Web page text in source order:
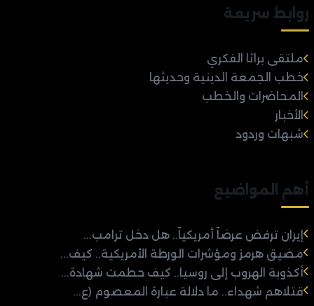
روابط سريعة
ملتقى براثا الفكري
خطب الجمعة الدينية وحديثها
المحاضرات والخطب
الأخبار
شبهات وردود
أهم المواضيع
إيران ترفض عرضاً أمريكياً.. هل دخل ترامب...
مضيق هرمز ومؤشرات الورطة الأمريكية.. كيف...
أكذوبة الهروب إلى روسيا.. كيف حطمت شهادة...
قتلاهم شهداء.. ما دلالة عبارة المعصوم (ع...